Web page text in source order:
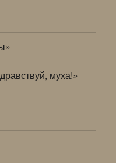
муха!»